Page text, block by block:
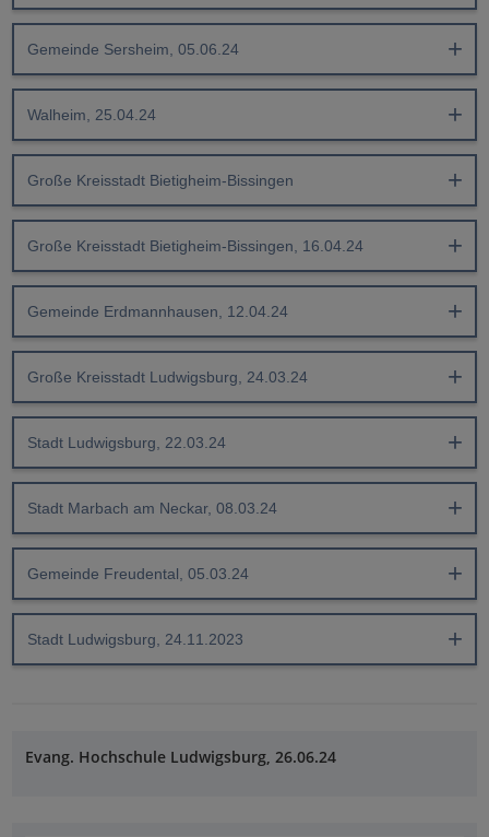
Gemeinde Sersheim, 05.06.24
Walheim, 25.04.24
Große Kreisstadt Bietigheim-Bissingen
Große Kreisstadt Bietigheim-Bissingen, 16.04.24
Gemeinde Erdmannhausen, 12.04.24
Große Kreisstadt Ludwigsburg, 24.03.24
Stadt Ludwigsburg, 22.03.24
Stadt Marbach am Neckar, 08.03.24
Gemeinde Freudental, 05.03.24
Stadt Ludwigsburg, 24.11.2023
Evang. Hochschule Ludwigsburg, 26.06.24